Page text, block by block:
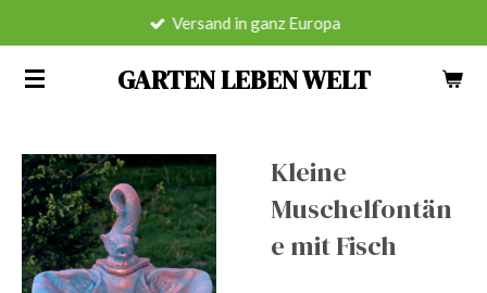
springen
GARTEN LEBEN WELT
Versand in ganz Europa
Kleine
Muschelfontän
e mit Fisch